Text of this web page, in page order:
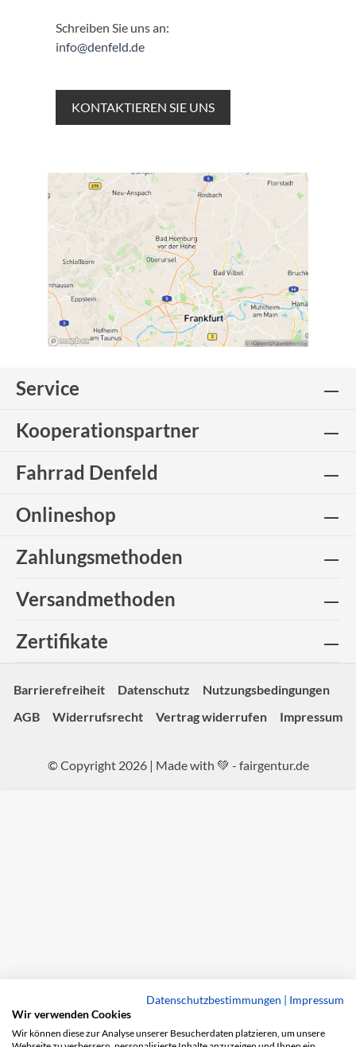
Schreiben Sie uns an:
info@denfeld.de
KONTAKTIEREN SIE UNS
Service
Kooperationspartner
Fahrrad Denfeld
Onlineshop
Zahlungsmethoden
Versandmethoden
Zertifikate
Barrierefreiheit Datenschutz
Nutzungsbedingungen
AGB
Widerrufsrecht Vertrag widerrufen Impressum
© Copyright 2026 | Made with 💚 - fairgentur.de
Datenschutzbestimmungen | Impressum
Wir verwenden Cookies
Wir können diese zur Analyse unserer Besucherdaten platzieren, um unsere